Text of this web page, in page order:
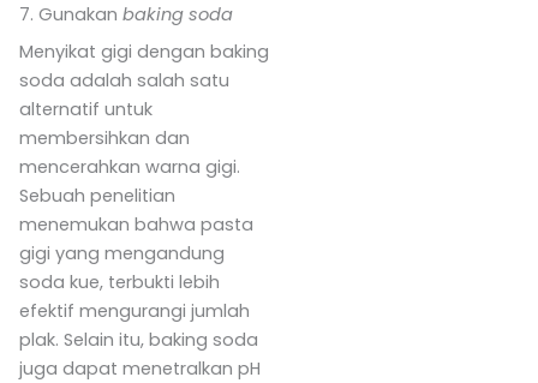
7. Gunakan baking soda
Menyikat gigi dengan baking
soda adalah salah satu
alternatif untuk
membersihkan dan
mencerahkan warna gigi.
Sebuah penelitian
menemukan bahwa pasta
gigi yang mengandung
soda kue, terbukti lebih
efektif mengurangi jumlah
plak. Selain itu, baking soda
juga dapat menetralkan pH